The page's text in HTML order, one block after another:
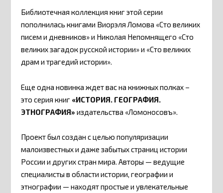
Библиотечная коллекция книг этой серии
пополнилась книгами Виорэля Ломова «Сто великих
писем и дневников» и Николая Непомнящего «Сто
великих загадок русской истории» и «Сто великих
драм и трагедий истории».
Еще одна новинка ждет вас на книжных полках –
это серия книг «ИСТОРИЯ. ГЕОГРАФИЯ.
ЭТНОГРАФИЯ» издательства «Ломоносовъ».
Проект был создан с целью популяризации
малоизвестных и даже забытых страниц истории
России и других стран мира. Авторы — ведущие
специалисты в области истории, географии и
этнографии — находят простые и увлекательные